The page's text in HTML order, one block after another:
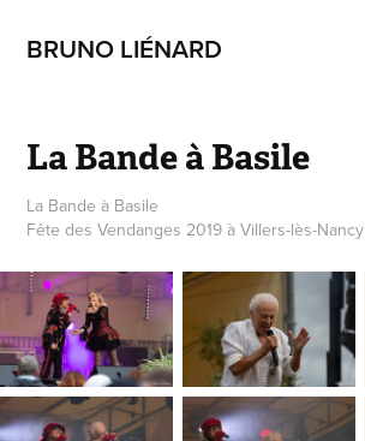
BRUNO LIÉNARD
La Bande à Basile
La Bande à Basile
Fête des Vendanges 2019 à Villers-lès-Nancy